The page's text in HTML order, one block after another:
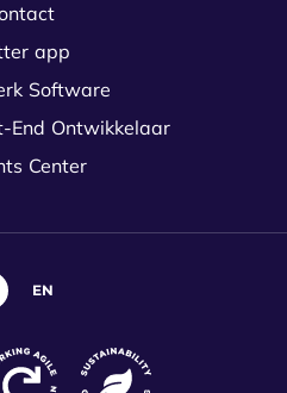
app
Software
End Ontwikkelaar
Center
EN